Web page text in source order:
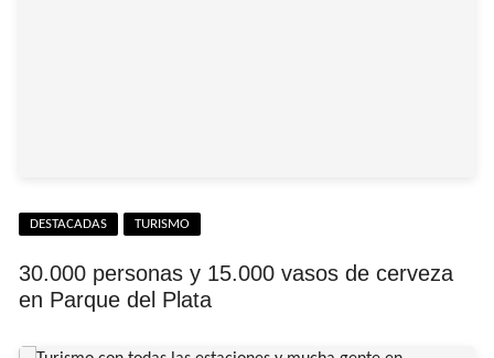
DESTACADAS TURISMO
30.000 personas y 15.000 vasos de cerveza
en Parque del Plata